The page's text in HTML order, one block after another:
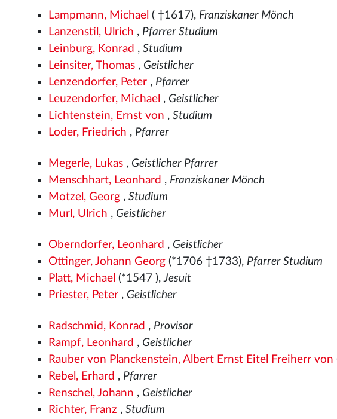
Lampmann, Michael ( †1617), Franziskaner Mönch
Lanzenstil, Ulrich , Pfarrer Studium
Leinburg, Konrad ,Studium
Leinsiter, Thomas , Geistlicher
Lenzendorfer, Peter , Pfarrer
Leuzendorfer, Michael , Geistlicher
Lichtenstein, Ernst von ,Studium
Loder, Friedrich , Pfarrer
Megerle, Lukas , Geistlicher Pfarrer
Menschhart, Leonhard , Franziskaner Mönch
Motzel, Georg ,Studium
Murl, Ulrich , Geistlicher
Oberndorfer, Leonhard , Geistlicher
Ottinger, Johann Georg (*1706 †1733), Pfarrer Studium
Platt, Michael (*1547 ),Jesuit
Priester, Peter , Geistlicher
Radschmid, Konrad , Provisor
Rampf, Leonhard , Geistlicher
Rauber von Planckenstein, Albert Ernst Eitel Freiherr von
Rebel, Erhard , Pfarrer
Renschel, Johann , Geistlicher
Richter, Franz ,Studium